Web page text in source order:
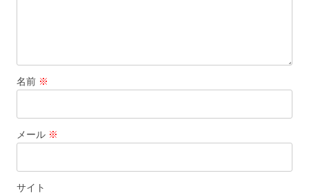
名前 ※
メール ※
サイト